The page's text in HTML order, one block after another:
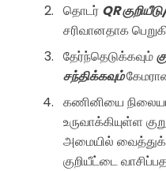
தொடர் QR
சரிவானதாக
தேர்ந்தெடுக்கவும்
சந்திக்கவும்
கணினியை
உருவாக்கியுள்ள
அமையில்
குறியீட்டை